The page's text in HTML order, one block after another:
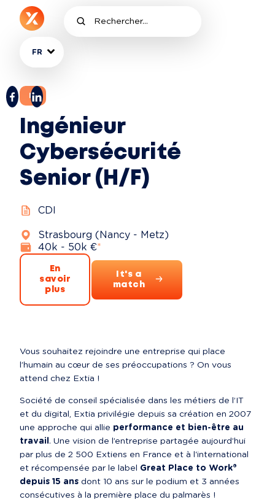
FR
IT
Ingénieur
Cybersécurité
Senior (H/F)
CDI
Strasbourg (Nancy - Metz)
40k - 50k €*
En
savoir
plus
It's a
match
Vous souhaitez rejoindre une entreprise qui place
l’humain au cœur de ses préoccupations ? On vous
attend chez Extia !
Société de conseil spécialisée dans les métiers de l’IT
et du digital, Extia privilégie depuis sa création en 2007
une approche qui allie performance et bien-être au
travail. Une vision de l’entreprise partagée aujourd’hui
par plus de 2 500 Extiens en France et à l'international
et récompensée par le label Great Place to Work®
depuis 15 ans dont 10 ans sur le podium et 3 années
consécutives à la première place du palmarès !